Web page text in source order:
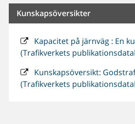
Kunskapsöversikter
Kapacitet på järnväg : En
(Trafikverkets
Kunskapsöversikt:
(Trafikverkets